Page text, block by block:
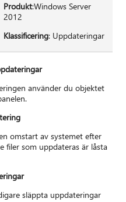
Produkt:Windows Server
2012
Klassificering: Uppdateringar
använder du objektet
omstart av systemet efter
filer som uppdateras är låsta
släppta uppdateringar